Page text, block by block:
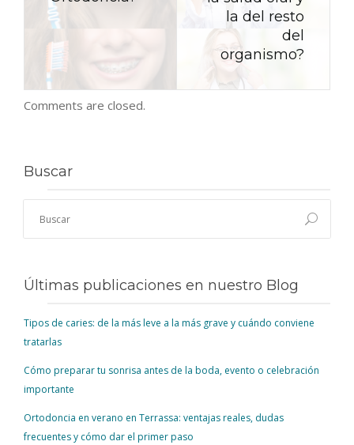
la del resto
del
organismo?
Comments are closed.
Buscar
Últimas publicaciones en nuestro Blog
Tipos de caries: de la más leve a la más grave y cuándo conviene
tratarlas
Cómo preparar tu sonrisa antes de la boda, evento o celebración
importante
Ortodoncia en verano en Terrassa: ventajas reales, dudas
frecuentes y cómo dar el primer paso